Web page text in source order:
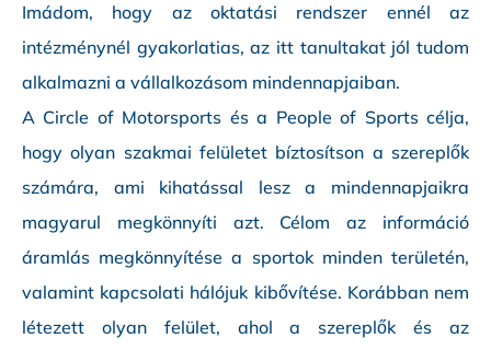
Imádom, hogy az oktatási rendszer ennél az
intézménynél gyakorlatias, az itt tanultakat jól tudom
alkalmazni a vállalkozásom mindennapjaiban.
A Circle of Motorsports és a People of Sports célja,
hogy olyan szakmai felületet bíztosítson a szereplők
számára, ami kihatással lesz a mindennapjaikra
magyarul megkönnyíti azt. Célom az információ
áramlás megkönnyítése a sportok minden területén,
valamint kapcsolati hálójuk kibővítése. Korábban nem
létezett olyan felület, ahol a szereplők és az